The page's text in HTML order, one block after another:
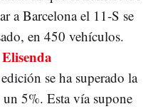
a Barcelona el 11-S se
en 450 vehículos.
Elisenda
se ha superado la
un 5%. Esta vía supone